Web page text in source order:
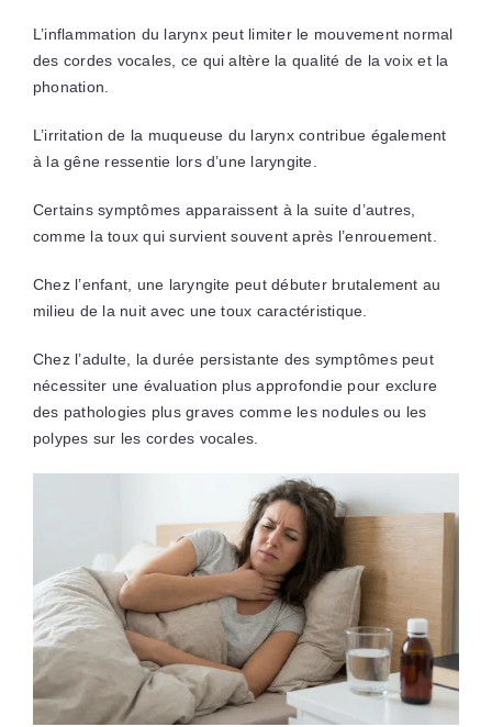
L’inflammation du larynx peut limiter le mouvement normal
des cordes vocales, ce qui altère la qualité de la voix et la
phonation.
L’irritation de la muqueuse du larynx contribue également
à la gêne ressentie lors d’une laryngite.
Certains symptômes apparaissent à la suite d’autres,
comme la toux qui survient souvent après l’enrouement.
Chez l’enfant, une laryngite peut débuter brutalement au
milieu de la nuit avec une toux caractéristique.
Chez l’adulte, la durée persistante des symptômes peut
nécessiter une évaluation plus approfondie pour exclure
des pathologies plus graves comme les nodules ou les
polypes sur les cordes vocales.